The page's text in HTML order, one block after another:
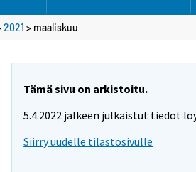
2021 > maaliskuu
Tämä sivu on arkistoitu.
5.4.2022 jälkeen julkaistut tiedot
Siirry uudelle tilastosivulle